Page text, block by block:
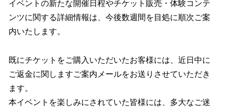
イベントの新たな開催日程やチケット販売・体験コンテ
ンツに関する詳細情報は、今後数週間を目処に順次ご案
内いたします。
既にチケットをご購入いただいたお客様には、近日中に
ご返金に関しますご案内メールをお送りさせていただき
ます。
本イベントを楽しみにされていた皆様には、多大なご迷